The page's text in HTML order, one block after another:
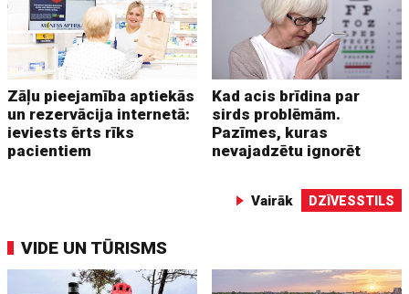
Zāļu pieejamība aptiekās
un rezervācija internetā:
ieviests ērts rīks
pacientiem
Kad acis brīdina par
sirds problēmām.
Pazīmes, kuras
nevajadzētu ignorēt
Vairāk DZĪVESSTILS
VIDE UN TŪRISMS